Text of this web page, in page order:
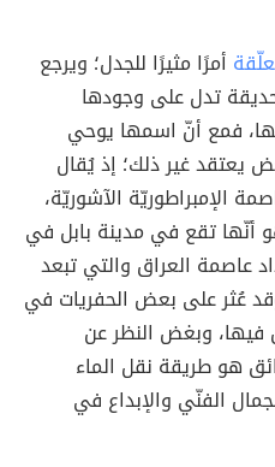
أمرًا مثيرًا للجدل؛ ويرجع
تدل على وجودها
فمع أنّ اسمها يوحي
يعتقد غير ذلك؛ إذ يُقال
الإمبراطوريّة الآشوريّة،
أنّها تقع في مدينة بابل في
عاصمة العراق والتي تبعد
مترًا، وقد عُثر على بعض الحفريات في
فيها، وبغض النظر عن
هو طريقة نقل الماء
الفنّي والإبداع في